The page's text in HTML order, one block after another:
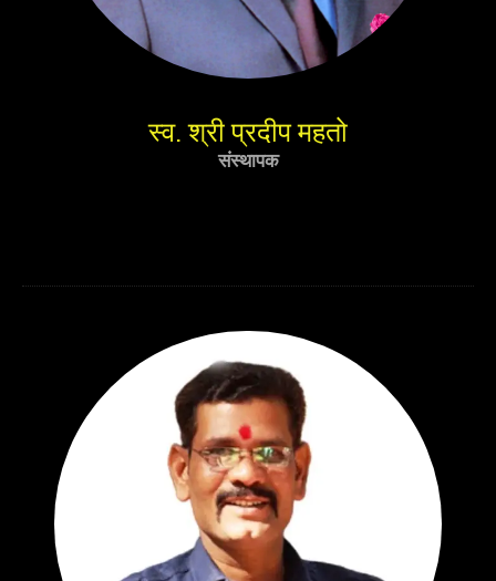
स्व. श्री प्रदीप महतो
संस्थापक